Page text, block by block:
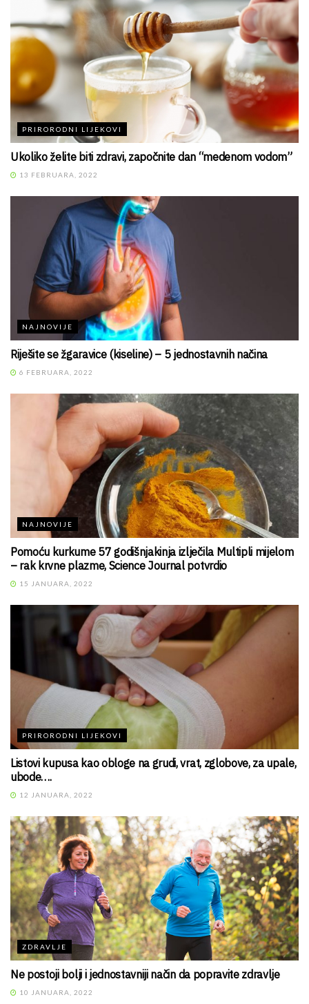
PRIRORODNI LIJEKOVI
Ukoliko želite biti zdravi, započnite dan “medenom vodom”
13 FEBRUARA, 2022
NAJNOVIJE
Riješite se žgaravice (kiseline) – 5 jednostavnih načina
6 FEBRUARA, 2022
NAJNOVIJE
Pomoću kurkume 57 godišnjakinja izlječila Multipli mijelom
– rak krvne plazme, Science Journal potvrdio
15 JANUARA, 2022
PRIRORODNI LIJEKOVI
Listovi kupusa kao obloge na grudi, vrat, zglobove, za upale,
ubode….
12 JANUARA, 2022
ZDRAVLJE
Ne postoji bolji i jednostavniji način da popravite zdravlje
10 JANUARA, 2022